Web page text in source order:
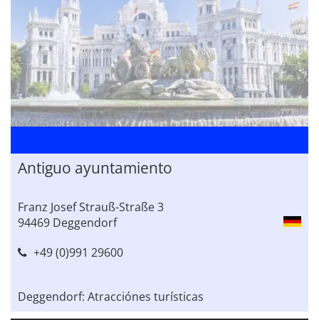
Antiguo ayuntamiento
Franz Josef Strauß-Straße 3
94469 Deggendorf
+49 (0)991 29600
Deggendorf: Atracciónes turísticas